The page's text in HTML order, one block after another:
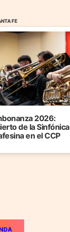
FE
2026:
de la Sinfónica
en el CCP